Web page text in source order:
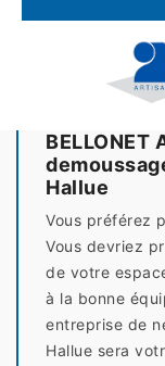
BELLONET
Hallue
Vous préférez
Vous devriez
de votre
à la bonne
entreprise de
Hallue sera